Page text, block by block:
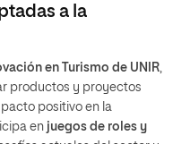
a la
en Turismo de UNIR,
productos y proyectos
positivo en la
en juegos de roles y